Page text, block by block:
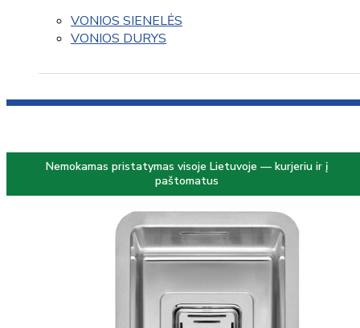
VONIOS SIENELĖS
VONIOS DURYS
Nemokamas pristatymas visoje Lietuvoje — kurjeriu ir į
paštomatus